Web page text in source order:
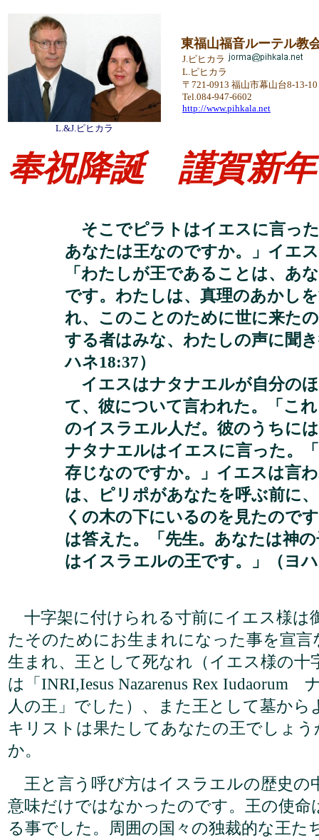
L.&J.ピヒカラ
東福山福音ルーテル教
J.ピヒカラ
L.ピヒカラ
〒721-0913 福山市幕山台8-13-10
Tel.084-947-6602
http://www.pihkala.net
奉祝降誕 謹賀新年
そこでピラトはイエスに言っ
あなたは王なのですか。」イエ
「わたしが王であることは、あ
です。わたしは、真理のあかし
れ、このことのために世に来た
する者はみな、わたしの声に聞
ハネ18:37）
イエスはナタナエルが自分の
て、彼について言われた。「こ
のイスラエル人だ。彼のうちに
ナタナエルはイエスに言った。
存じなのですか。」イエスは言
は、ピリポがあなたを呼ぶ前に
くの木の下にいるのを見たので
は答えた。「先生。あなたは神
はイスラエルの王です。」（ヨ
十字架に付けられる寸前にイエス様は
たそのためにお生まれになった事を宣
生まれ、王として死なれ（イエス様の十
は「INRI,Iesus Nazarenus Rex Iudaorum
人の王」でした）、また王として墓か
キリストは果たしてあなたの王でしょ
か。
王と言う呼び方はイスラエルの歴史の
意味だけではなかったのです。王の使命
る事でした。周囲の国々の独裁的な王た